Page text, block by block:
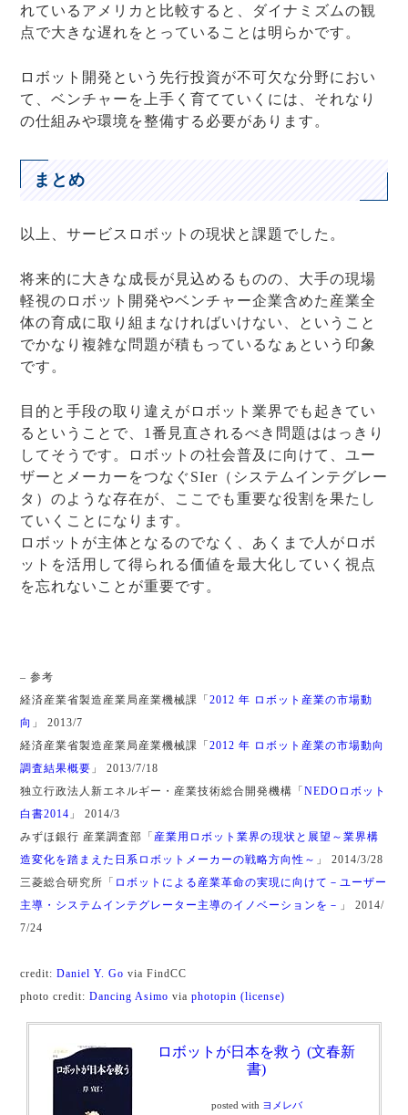
れているアメリカと比較すると、ダイナミズムの観
点で大きな遅れをとっていることは明らかです。
ロボット開発という先行投資が不可欠な分野におい
て、ベンチャーを上手く育てていくには、それなり
の仕組みや環境を整備する必要があります。
まとめ
以上、サービスロボットの現状と課題でした。
将来的に大きな成長が見込めるものの、大手の現場
軽視のロボット開発やベンチャー企業含めた産業全
体の育成に取り組まなければいけない、ということ
でかなり複雑な問題が積もっているなぁという印象
です。
目的と手段の取り違えがロボット業界でも起きてい
るということで、1番見直されるべき問題ははっきり
してそうです。ロボットの社会普及に向けて、ユー
ザーとメーカーをつなぐSIer（システムインテグレー
タ）のような存在が、ここでも重要な役割を果たし
ていくことになります。
ロボットが主体となるのでなく、あくまで人がロボ
ットを活用して得られる価値を最大化していく視点
を忘れないことが重要です。
– 参考
経済産業省製造産業局産業機械課「 2012 年 ロボット産業の市場動
向 」 2013/7
経済産業省製造産業局産業機械課「 2012 年 ロボット産業の市場動向
調査結果概要 」 2013/7/18
独立行政法人新エネルギー・産業技術総合開発機構「 NEDOロボット
白書2014 」 2014/3
みずほ銀行 産業調査部「 産業用ロボット業界の現状と展望～業界構
造変化を踏まえた日系ロボットメーカーの戦略方向性～ 」 2014/3/28
三菱総合研究所「 ロボットによる産業革命の実現に向けて－ユーザー
主導・システムインテグレーター主導のイノベーションを－ 」 2014/
7/24
credit: Daniel Y. Go via FindCC
photo credit: Dancing Asimo via photopin (license)
ロボットが日本を救う (文春新
書)
posted with ヨメレバ